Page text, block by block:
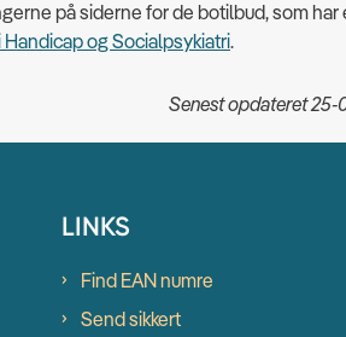
på siderne for de botilbud, som har
og Socialpsykiatri.
Senest opdateret 25-
LINKS
Find EAN numre
Send sikkert